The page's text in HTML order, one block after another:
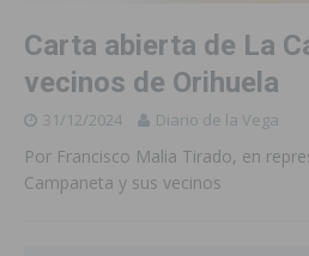
Carta abierta de La
vecinos de Orihuela
31/12/2024 Diario de la Vega
Por Francisco Malia Tirado, en
Campaneta y sus vecinos